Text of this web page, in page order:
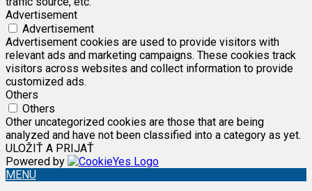
Advertisement
Advertisement
Advertisement cookies are used to provide visitors with
relevant ads and marketing campaigns. These cookies track
visitors across websites and collect information to provide
customized ads.
Others
Others
Other uncategorized cookies are those that are being
analyzed and have not been classified into a category as yet.
ULOŽIŤ A PRIJAŤ
Powered by
MENU